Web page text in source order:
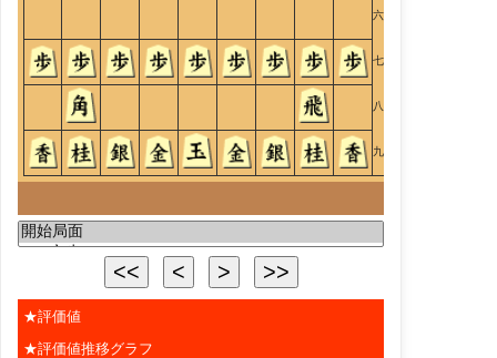
六
七
八
九
★評価値
★評価値推移グラフ